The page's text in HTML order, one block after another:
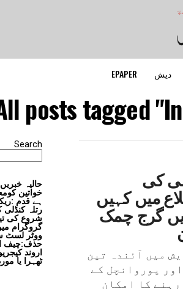
دیش EPAPER
posts tagged
کی
میں کہیں
گرج چمک
میں آئندہ تین
پوروانچل کے
رہنے کا امکان
Search
حالیہ خبریں
خواتین
ہے قدم
رتلہ
شروع کی
گروگرام
ووٹر لسٹ
حذف:چیف
اروند
ٹھہرا یا